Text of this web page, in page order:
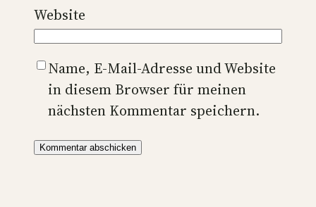
Website
Name, E-Mail-Adresse und Website
in diesem Browser für meinen
nächsten Kommentar speichern.